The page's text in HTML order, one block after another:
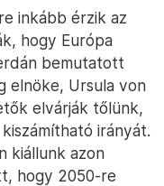
inkább érzik az
hogy Európa
bemutatott
elnöke, Ursula von
elvárják tőlünk,
irányát.
kiállunk azon
hogy 2050-re